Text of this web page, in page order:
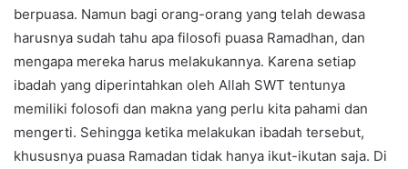
berpuasa. Namun bagi orang-orang yang telah dewasa
harusnya sudah tahu apa filosofi puasa Ramadhan, dan
mengapa mereka harus melakukannya. Karena setiap
ibadah yang diperintahkan oleh Allah SWT tentunya
memiliki folosofi dan makna yang perlu kita pahami dan
mengerti. Sehingga ketika melakukan ibadah tersebut,
khususnya puasa Ramadan tidak hanya ikut-ikutan saja. Di